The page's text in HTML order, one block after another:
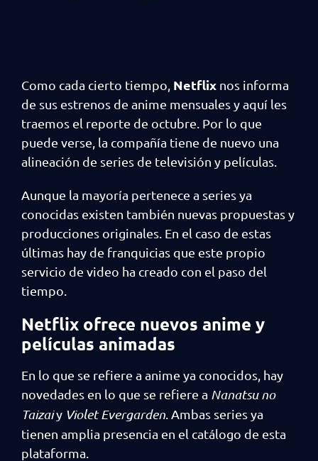
Como cada cierto tiempo, Netflix nos informa
de sus estrenos de anime mensuales y aquí les
traemos el reporte de octubre. Por lo que
puede verse, la compañía tiene de nuevo una
alineación de series de televisión y películas.
Aunque la mayoría pertenece a series ya
conocidas existen también nuevas propuestas y
producciones originales. En el caso de estas
últimas hay de franquicias que este propio
servicio de video ha creado con el paso del
tiempo.
Netflix ofrece nuevos anime y
películas animadas
En lo que se refiere a anime ya conocidos, hay
novedades en lo que se refiere a Nanatsu no
Taizaiy Violet Evergarden . Ambas series ya
tienen amplia presencia en el catálogo de esta
plataforma.